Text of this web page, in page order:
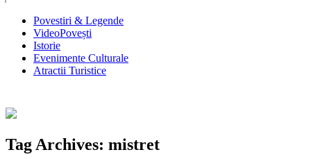
Povestiri & Legende
VideoPovești
Istorie
Evenimente Culturale
Atractii Turistice
Tag Archives: mistret